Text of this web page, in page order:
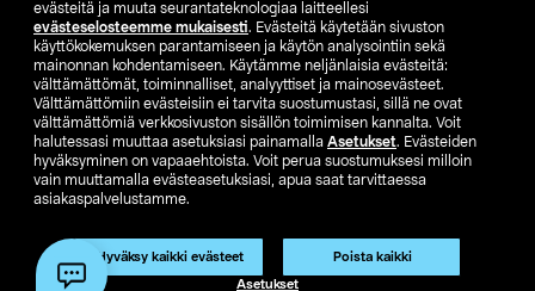
evästeitä ja muuta seurantateknologiaa laitteellesi
evästeselosteemme mukaisesti. Evästeitä käytetään sivuston
käyttökokemuksen parantamiseen ja käytön analysointiin sekä
mainonnan kohdentamiseen. Käytämme neljänlaisia evästeitä:
välttämättömät, toiminnalliset, analyyttiset ja mainosevästeet.
Välttämättömiin evästeisiin ei tarvita suostumustasi, sillä ne ovat
välttämättömiä verkkosivuston sisällön toimimisen kannalta. Voit
halutessasi muuttaa asetuksiasi painamalla Asetukset. Evästeiden
hyväksyminen on vapaaehtoista. Voit perua suostumuksesi milloin
vain muuttamalla evästeasetuksiasi, apua saat tarvittaessa
asiakaspalvelustamme.
Hyväksy kaikki evästeet Poista kaikki
Asetukset
Tuote on poistunut
Tuotenro:59-1080-685
SE NO FI
FI SV
Näytä hinnat ilman ALV:a